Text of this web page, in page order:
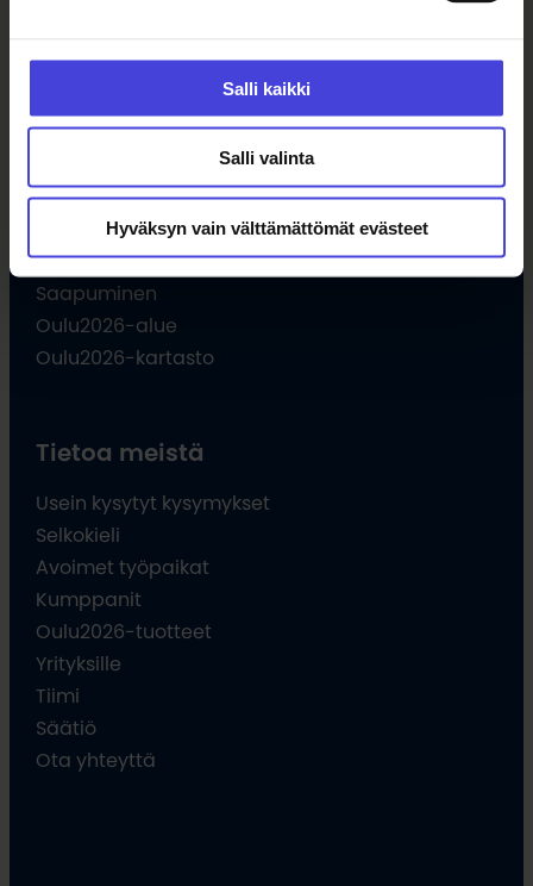
Salli kaikki
Salli valinta
Hyväksyn vain välttämättömät evästeet
Tule vapaaehtoiseksi
Hankkeet
Vieraile
Saapuminen
Oulu2026-alue
Oulu2026-kartasto
Tietoa meistä
Usein kysytyt kysymykset
Selkokieli
Avoimet työpaikat
Kumppanit
Oulu2026-tuotteet
Yrityksille
Tiimi
Säätiö
Ota yhteyttä